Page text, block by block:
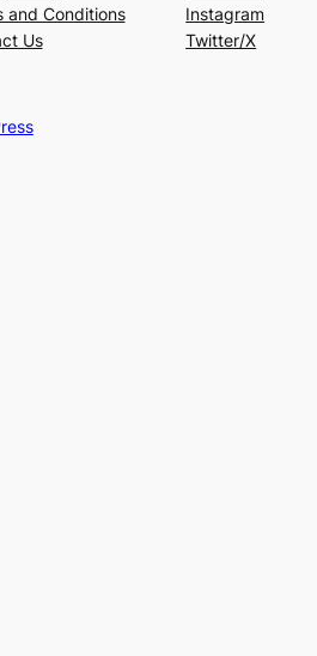
and Conditions
Us
Instagram
Twitter/X